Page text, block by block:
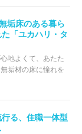
垢床のある暮ら
「ユカハリ・タ
地よくて、あたた
垢材の床に憧れを
る、住職一体型